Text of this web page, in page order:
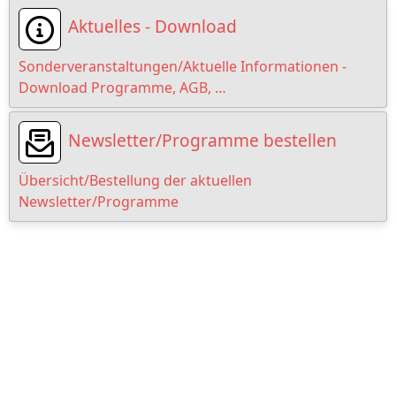
Loading
Aktuelles - Download
Sonderveranstaltungen/Aktuelle Informationen -
Download Programme, AGB, …
Newsletter/Programme bestellen
Übersicht/Bestellung der aktuellen
Newsletter/Programme